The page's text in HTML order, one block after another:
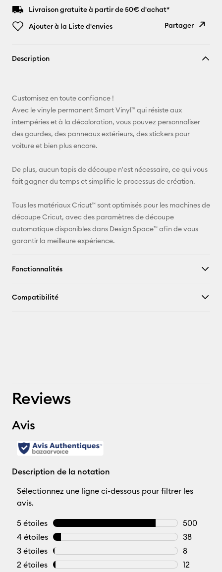
Livraison gratuite à partir de 50€ d'achat*
Ajouter à la Liste d'envies
Partager
Pinterest
Description
Customisez en toute confiance !
Avec le vinyle permanent Smart Vinyl™ qui résiste aux
intempéries et à la décoloration, vous pouvez personnaliser
des gourdes, des panneaux extérieurs, des stickers pour
voiture et bien plus encore.
De plus, aucun tapis de découpe n'est nécessaire, ce qui vous
fait gagner du temps et simplifie le processus de création.
Tous les matériaux Cricut™ sont optimisés pour les machines de
découpe Cricut, avec des paramètres de découpe
automatique disponibles dans Design Space™ afin de vous
garantir la meilleure expérience.
Fonctionnalités
Compatibilité
Reviews